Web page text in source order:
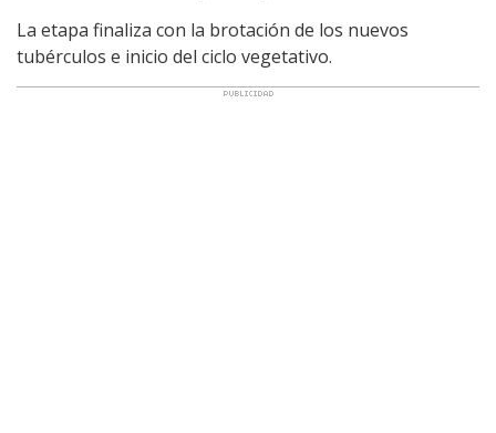
La etapa finaliza con la brotación de los nuevos
tubérculos e inicio del ciclo vegetativo.